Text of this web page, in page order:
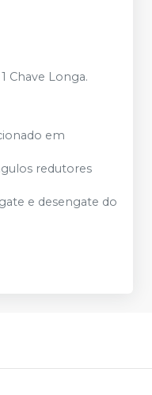
Chave Longa.
em
redutores
e desengate do